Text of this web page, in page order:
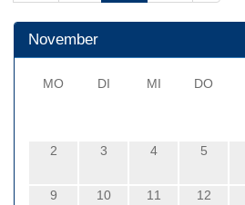
November
MO DI MI DO
2 3 4 5
9 10 11 12